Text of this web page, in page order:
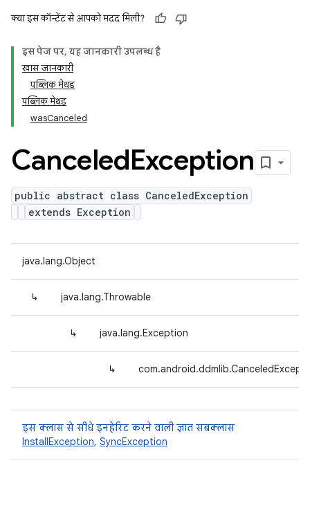
क्या इस कॉन्टेंट से आपको मदद मिली?
इस पेज पर, यह जानकारी उपलब्ध है
खास जानकारी
पब्लिक मेथड
पब्लिक मेथड
wasCanceled
CanceledException
public abstract class CanceledException
extends Exception
java.lang.Object
↳ java.lang.Throwable
↳ java.lang.Exception
↳
इस क्लास से सीधे इनहेरिट करने वाली ज्ञात सबक्लास
InstallException, SyncException